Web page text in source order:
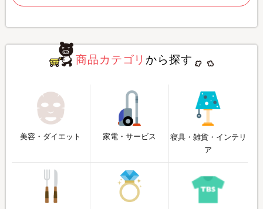
商品カテゴリ から探す
美容・ダイエット 家電・サービス
寝具・雑貨・インテリ
ア